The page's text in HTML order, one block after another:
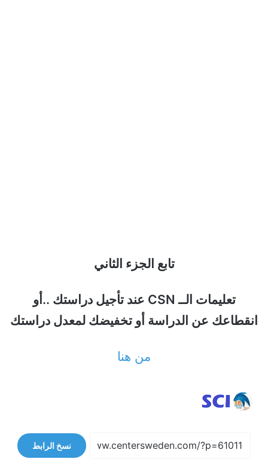
تابع الجزء الثاني
تعليمات الــ CSN عند تأجيل دراستك ..أو
انقطاعك عن الدراسة أو تخفيضك لمعدل دراستك
من هنا
نسخ الرابط